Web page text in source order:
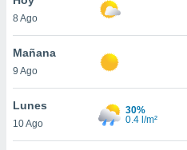
en
más
nuestra
8 Ago
Mañana
9 Ago
Lunes
10 Ago
30%
0.4 l/m²